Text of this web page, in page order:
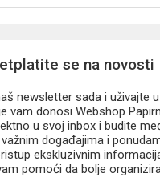
se na novosti
newsletter sada i uživajte u
vam donosi Webshop
u svoj inbox i budite
događajima i
ekskluzivnim
pomoći da bolje